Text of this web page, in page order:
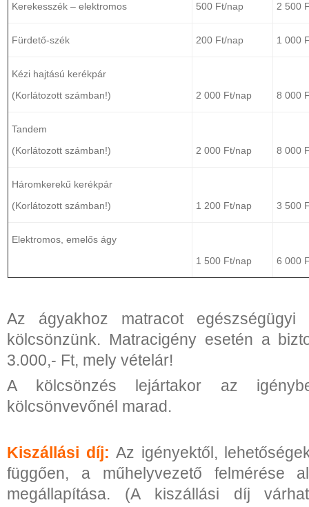
Kerekesszék – elektromos 500 Ft/nap 2 500
Fürdető-szék 200 Ft/nap 1 000
Kézi hajtású kerékpár
(Korlátozott számban!)
2 000 Ft/nap 8 000
Tandem
(Korlátozott számban!)
2 000 Ft/nap 8 000
Háromkerekű kerékpár
(Korlátozott számban!)
1 200 Ft/nap 3 500
Elektromos, emelős ágy
1 500 Ft/nap
6 000
Az ágyakhoz matracot
kölcsönzünk. Matracigény esetén a
3.000,- Ft, mely vételár!
A kölcsönzés lejártakor az
kölcsönvevőnél marad.
Kiszállási díj: Az igényektől,
függően, a műhelyvezető felmérése
megállapítása. (A kiszállási díj